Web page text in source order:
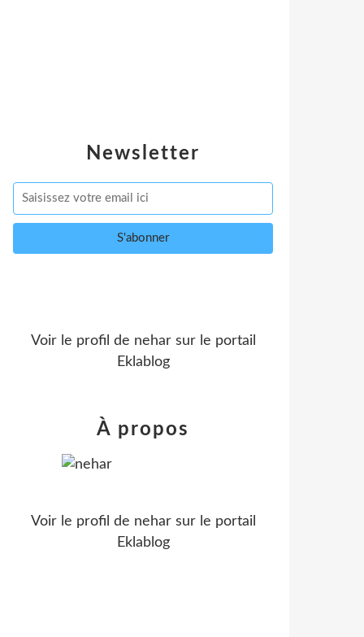
Newsletter
Voir le profil de neharsur le portail
Eklablog
À propos
Voir le profil de neharsur le portail
Eklablog